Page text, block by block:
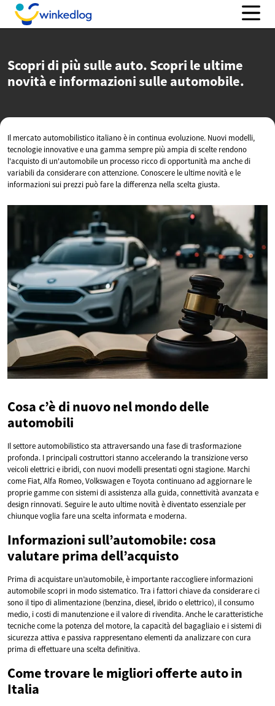
Scopri di più sulle auto. Scopri le ultime
novità e informazionisulle automobile.
Il mercato automobilistico italiano è in continua evoluzione. Nuovi modelli,
tecnologie innovative e una gamma sempre più ampia di scelte rendono
l'acquisto di un'automobile un processo ricco di opportunità ma anche di
variabili da considerare con attenzione. Conoscere le ultime novità e le
informazioni sui prezzi può fare la differenza nella scelta giusta.
Cosa c’è di nuovo nel mondo delle
automobili
Il settore automobilistico sta attraversando una fase di trasformazione
profonda. I principali costruttori stanno accelerando la transizione verso
veicoli elettrici e ibridi, con nuovi modelli presentati ogni stagione. Marchi
come Fiat, Alfa Romeo, Volkswagen e Toyota continuano ad aggiornare le
proprie gamme con sistemi di assistenza alla guida, connettività avanzata e
design rinnovati. Seguire le auto ultime novità è diventato essenziale per
chiunque voglia fare una scelta informata e moderna.
Informazioni sull’automobile: cosa
valutare prima dell’acquisto
Prima di acquistare un’automobile, è importante raccogliere informazioni
automobile scopri in modo sistematico. Tra i fattori chiave da considerare ci
sono il tipo di alimentazione (benzina, diesel, ibrido o elettrico), il consumo
medio, i costi di manutenzione e il valore di rivendita. Anche le caratteristiche
tecniche come la potenza del motore, la capacità del bagagliaio e i sistemi di
sicurezza attiva e passiva rappresentano elementi da analizzare con cura
prima di effettuare una scelta definitiva.
Come trovare le migliori offerte auto in
Italia